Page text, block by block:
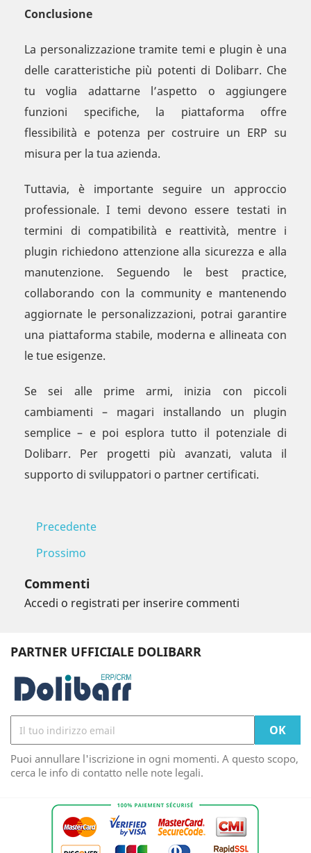
Conclusione
La personalizzazione tramite temi e plugin è una
delle caratteristiche più potenti di Dolibarr. Che
tu voglia adattarne l’aspetto o aggiungere
funzioni specifiche, la piattaforma offre
flessibilità e potenza per costruire un ERP su
misura per la tua azienda.
Tuttavia, è importante seguire un approccio
professionale. I temi devono essere testati in
termini di compatibilità e reattività, mentre i
plugin richiedono attenzione alla sicurezza e alla
manutenzione. Seguendo le best practice,
collaborando con la community e mantenendo
aggiornate le personalizzazioni, potrai garantire
una piattaforma stabile, moderna e allineata con
le tue esigenze.
Se sei alle prime armi, inizia con piccoli
cambiamenti – magari installando un plugin
semplice – e poi esplora tutto il potenziale di
Dolibarr. Per progetti più avanzati, valuta il
supporto di sviluppatori o partner certificati.
Precedente
Prossimo
Commenti
Accedi o registrati per inserire commenti
PARTNER UFFICIALE DOLIBARR
Puoi annullare l'iscrizione in ogni momenti. A questo scopo,
cerca le info di contatto nelle note legali.